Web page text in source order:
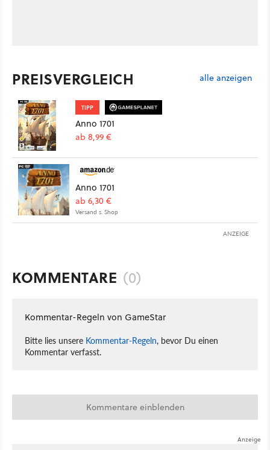
PREISVERGLEICH alle anzeigen
TIPP
Anno 1701
ab 8,99 €
Anno 1701
ab 6,30 €
Versand s. Shop
ANZEIGE
KOMMENTARE (0)
Kommentar-Regeln von GameStar
Bitte lies unsere Kommentar-Regeln, bevor Du einen
Kommentar verfasst.
Kommentare einblenden